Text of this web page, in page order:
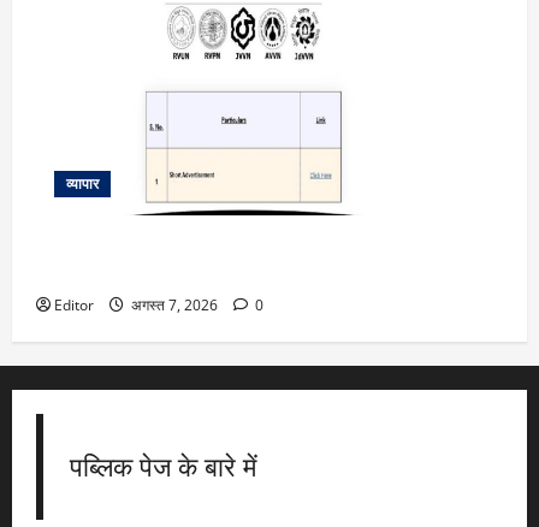
व्यापार
Editor अगस्त 7, 2026 0
पब्लिक पेज के बारे में